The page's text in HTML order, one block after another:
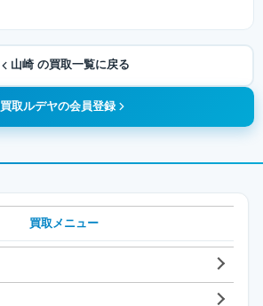
山崎 の買取一覧に戻る
買取ルデヤの会員登録
買取メニュー